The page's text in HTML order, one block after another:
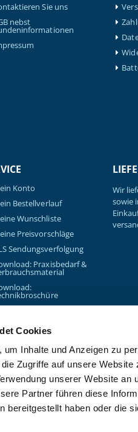
Cookies
Inhalte und Anzeigen zu
Zugriffe auf unsere
unserer Website
Partner führen diese
bereitgestellt haben oder die
Sie uns
nebst
Konto
Bestellverlauf
Wunschliste
Preisvorschläge
Sendungsverfolgung
Praxisbedarf &
Wir
sowie